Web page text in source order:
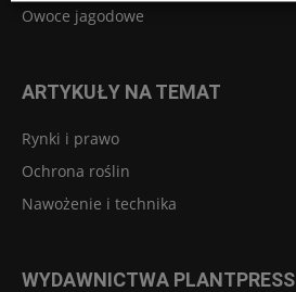
Owoce jagodowe
ARTYKUŁY NA TEMAT
Rynki i prawo
Ochrona roślin
Nawożenie i technika
WYDAWNICTWA PLANTPRESS